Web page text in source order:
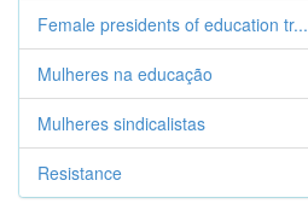
Female presidents of education tr...
Mulheres na educação
Mulheres sindicalistas
Resistance